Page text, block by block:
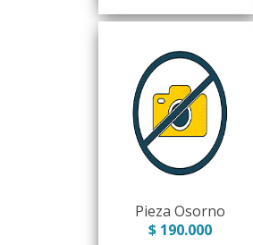
Pieza Osorno
$ 190.000